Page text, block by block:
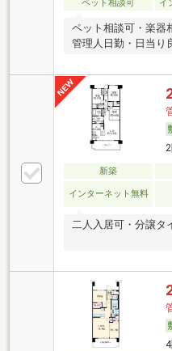
ペット相談可 イ
ペット相談可・楽器
管理人日勤・日当り
新築
インターネット無料
二人入居可・分譲タ